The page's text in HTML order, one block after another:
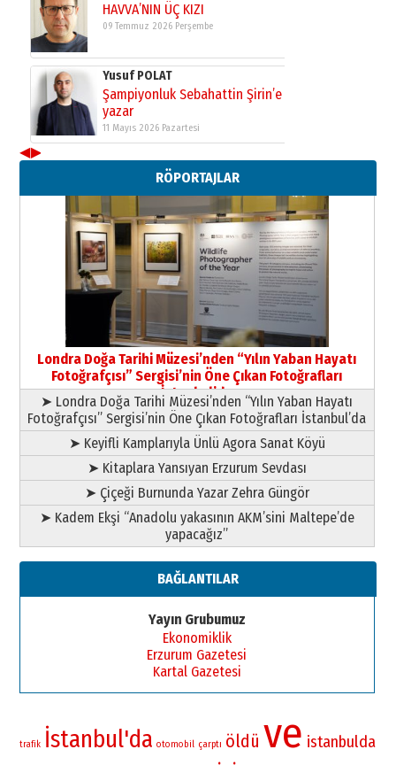
HAVVA’NIN ÜÇ KIZI
09 Temmuz 2026 Perşembe
Yusuf POLAT
Şampiyonluk Sebahattin Şirin’e
yazar
11 Mayıs 2026 Pazartesi
Neşat YALÇIN
Paranın Aile Kültüründeki Yeri
03 Ağustos 2026 Pazartesi
Yıldırım Gündoğdu
HAVVA’NIN ÜÇ KIZI
09 Temmuz 2026 Perşembe
Yusuf POLAT
Şampiyonluk Sebahattin Şirin’e
yazar
11 Mayıs 2026 Pazartesi
◀▶
RÖPORTAJLAR
Londra Doğa Tarihi Müzesi’nden “Yılın Yaban Hayatı
Fotoğrafçısı” Sergisi’nin Öne Çıkan Fotoğrafları
İstanbul’da
➤ Londra Doğa Tarihi Müzesi’nden “Yılın Yaban Hayatı
Fotoğrafçısı” Sergisi’nin Öne Çıkan Fotoğrafları İstanbul’da
➤ Keyifli Kamplarıyla Ünlü Agora Sanat Köyü
➤ Kitaplara Yansıyan Erzurum Sevdası
➤ Çiçeği Burnunda Yazar Zehra Güngör
➤ Kadem Ekşi “Anadolu yakasının AKM’sini Maltepe’de
yapacağız”
BAĞLANTILAR
Yayın Grubumuz
Ekonomiklik
Erzurum Gazetesi
Kartal Gazetesi
trafik İstanbul'da otomobil çarptı öldü ve istanbulda